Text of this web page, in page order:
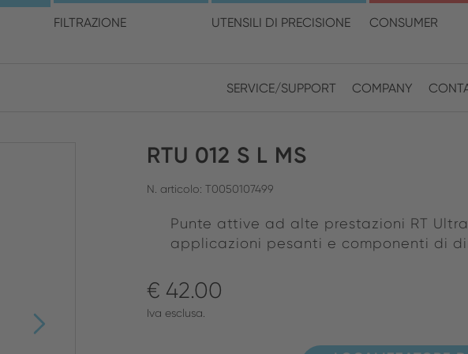
FILTRAZIONE UTENSILI DI PRECISIONE CONSUMER
CHIUDI RICERCA
SERVICE/SUPPORT COMPANY
la posizione e la lingua
Asia & Pacific
ENGLISH
RTU 012 S L MS
N. articolo: T0050107499
Punte attive ad alte prestazioni RT Ultra
applicazioni pesanti e componenti di
€ 42.00
Iva esclusa.